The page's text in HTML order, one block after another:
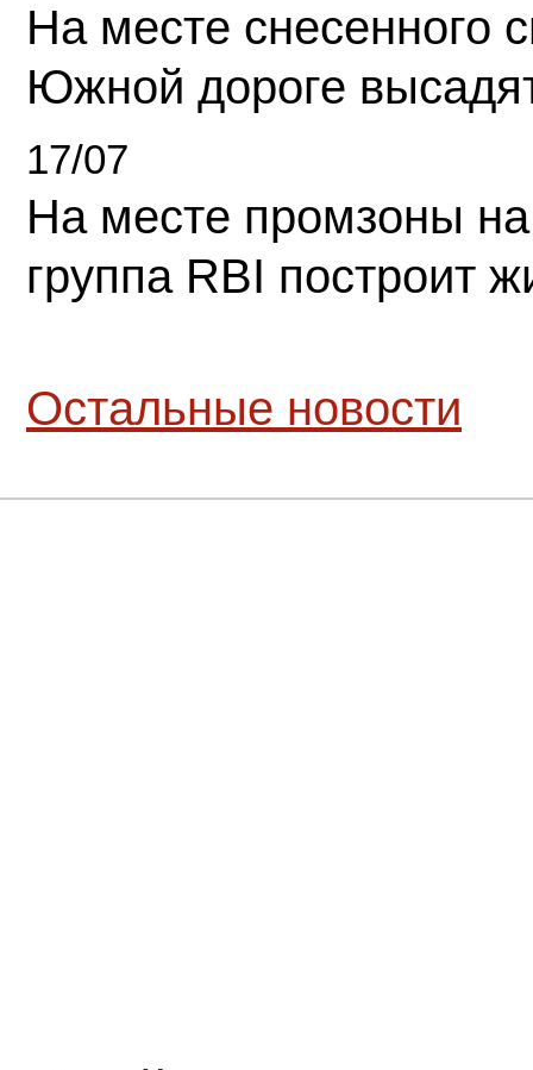
На месте снесенного
Южной дороге
17/07
На месте промзоны
группа RBI построит
Остальные новости